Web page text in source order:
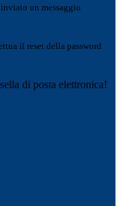
un messaggio
il reset della password
di posta elettronica!